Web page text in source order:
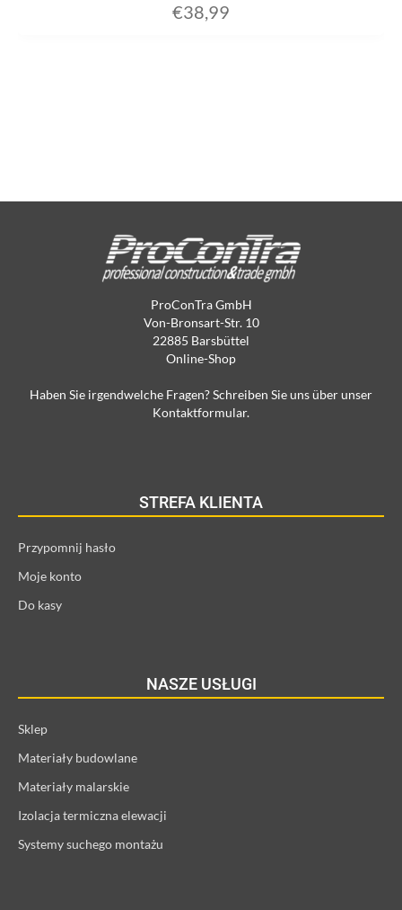
€38,99
ProConTra GmbH
Von-Bronsart-Str. 10
22885 Barsbüttel
Online-Shop
Haben Sie irgendwelche Fragen? Schreiben Sie uns über unser
Kontaktformular.
STREFA KLIENTA
Przypomnij hasło
Moje konto
Do kasy
NASZE USŁUGI
Sklep
Materiały budowlane
Materiały malarskie
Izolacja termiczna elewacji
Systemy suchego montażu